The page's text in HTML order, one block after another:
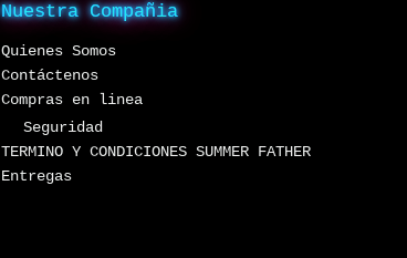
Nuestra Compañia
Quienes Somos
Contáctenos
Compras en linea
Seguridad
TERMINO Y CONDICIONES SUMMER FATHER
Entregas